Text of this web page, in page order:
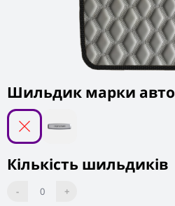
Шильдик марки авто
Кількість шильдиків
- 0 +